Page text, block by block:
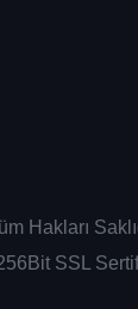
Hakları
SSL